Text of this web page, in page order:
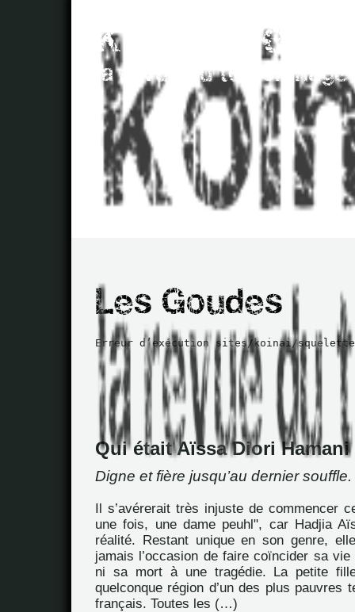
Erreur d’exécution sites/koinai/
Qui était Aïssa Diori Hamani
Digne et fière jusqu’au dernier souffle.
Il s’avérerait très injuste de commencer
une fois, une dame peuhl", car Hadjia
réalité. Restant unique en son genre,
jamais l’occasion de faire coïncider sa
ni sa mort à une tragédie. La petite
quelconque région d’un des plus pauvres
français. Toutes les (…)